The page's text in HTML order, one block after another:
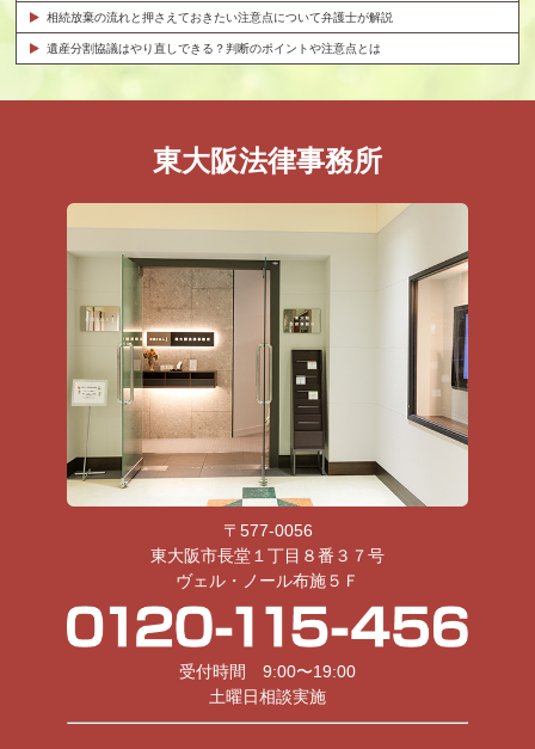
相続放棄の流れと押さえておきたい注意点について弁護士が解説
遺産分割協議はやり直しできる？判断のポイントや注意点とは
東大阪法律事務所
〒577-0056
東大阪市長堂１丁目８番３７号
ヴェル・ノール布施５Ｆ
受付時間 9:00〜19:00
土曜日相談実施